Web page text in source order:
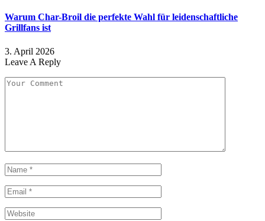
Warum Char-Broil die perfekte Wahl für leidenschaftliche
Grillfans ist
3. April 2026
Leave A Reply